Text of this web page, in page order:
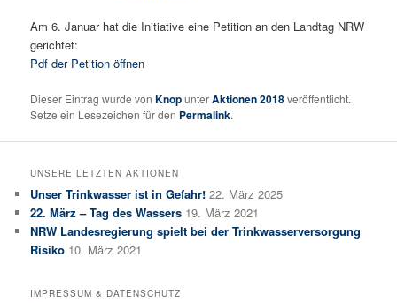
Am 6. Januar hat die Initiative eine Petition an den Landtag NRW
gerichtet:
Pdf der Petition öffnen
Dieser Eintrag wurde vonKnopunterAktionen 2018veröffentlicht.
Setze ein Lesezeichen für den Permalink.
UNSERE LETZTEN AKTIONEN
Unser Trinkwasser ist in Gefahr! 22. März 2025
22. März – Tag des Wassers 19. März 2021
NRW Landesregierung spielt bei der Trinkwasserversorgung
Risiko 10. März 2021
IMPRESSUM & DATENSCHUTZ